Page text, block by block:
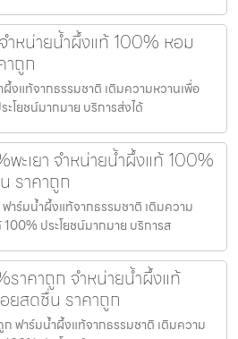
ำหน่ายน้ำผึ้งแท้ 100% หอม
าถูก
งแท้จากธรรมชาติ เติมความหวานเพื่อ
โยชน์มากมาย บริการส่งได้
ะเยา จำหน่ายน้ำผึ้งแท้ 100%
ราคาถูก
าร์มน้ำผึ้งแท้จากธรรมชาติ เติมความ
ประโยชน์มากมาย บริการส
ราคาถูก จำหน่ายน้ำผึ้งแท้
ยสดชื่น ราคาถูก
ฟาร์มน้ำผึ้งแท้จากธรรมชาติ เติมความ